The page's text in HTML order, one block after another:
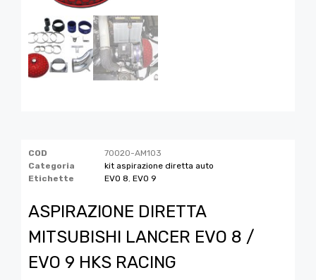
COD
70020-AM103
Categoria
kit aspirazione diretta auto
Etichette
EVO 8, EVO 9
ASPIRAZIONE DIRETTA
MITSUBISHI LANCER EVO 8 /
EVO 9 HKS RACING